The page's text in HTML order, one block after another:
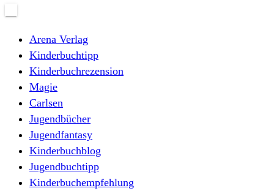
Arena Verlag
Kinderbuchtipp
Kinderbuchrezension
Magie
Carlsen
Jugendbücher
Jugendfantasy
Kinderbuchblog
Jugendbuchtipp
Kinderbuchempfehlung